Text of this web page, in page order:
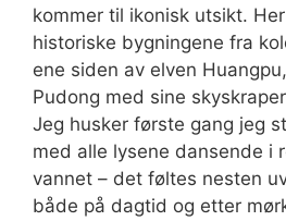
kommer til ikonisk utsikt.
historiske bygningene fra
ene siden av elven
Pudong med sine
Jeg husker første gang jeg
med alle lysene dansende i
vannet – det føltes nesten
både på dagtid og etter